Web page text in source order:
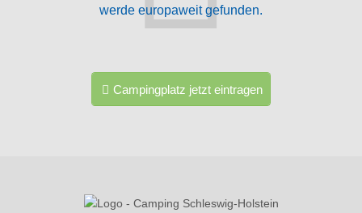
werde europaweit gefunden.
Campingplatz jetzt eintragen